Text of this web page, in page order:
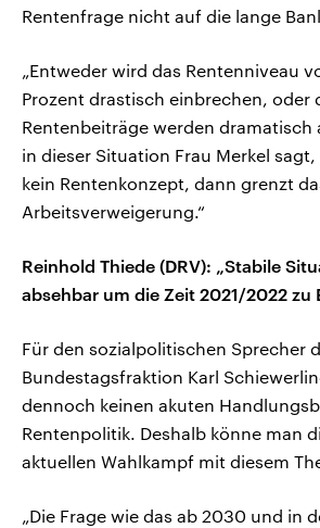
Rentenfrage nicht auf die lange
„Entweder wird das Rentenniveau
Prozent drastisch einbrechen, oder
Rentenbeiträge werden dramatisch
in dieser Situation Frau Merkel
kein Rentenkonzept, dann grenzt
Arbeitsverweigerung.“
Reinhold Thiede (DRV): „Stabile
absehbar um die Zeit 2021/2022 zu
Für den sozialpolitischen Sprecher
Bundestagsfraktion Karl
dennoch keinen akuten
Rentenpolitik. Deshalb könne man
aktuellen Wahlkampf mit diesem
„Die Frage wie das ab 2030 und in